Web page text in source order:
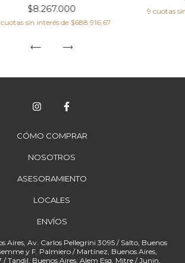
$8.267.000
cuotas sin interés de $688.916,67
9 cuotas
CÓMO COMPRAR
NOSOTROS
ASESORAMIENTO
LOCALES
ENVÍOS